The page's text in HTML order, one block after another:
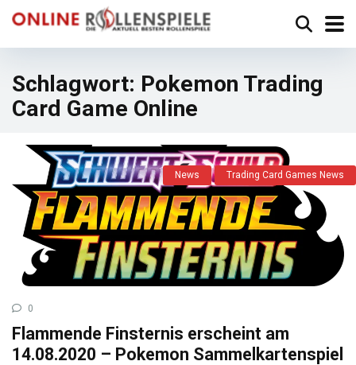
Schlagwort: Pokemon Trading
Card Game Online
News Trading Card Games News
0
Flammende Finsternis erscheint am
14.08.2020 – Pokemon Sammelkartenspiel